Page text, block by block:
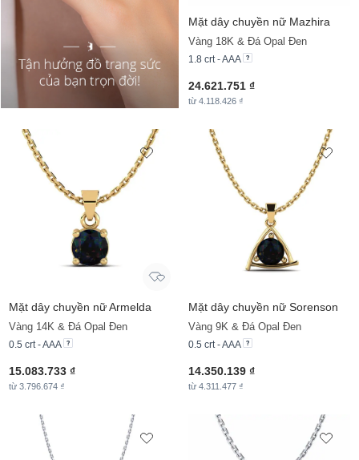
Mặt dây chuyền nữ Mazhira
Vàng 18K & Đá Opal Đen
1.8 crt - AAA
24.621.751 ₫
từ 4.118.426 ₫
Mặt dây chuyền nữ Armelda
Vàng 14K & Đá Opal Đen
0.5 crt - AAA
15.083.733 ₫
từ 3.796.674 ₫
Mặt dây chuyền nữ Sorenson
Vàng 9K & Đá Opal Đen
0.5 crt - AAA
14.350.139 ₫
từ 4.311.477 ₫